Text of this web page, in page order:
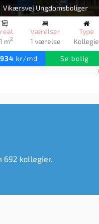
Ertebjerg Ungdomsboliger
m2
Værelser
1 værelse
Type
Kollegie
kr/md Se bolig
692 kollegier.